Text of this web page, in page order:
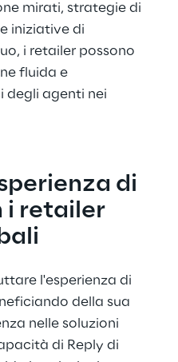
mirati, strategie di
iniziative di
i retailer possono
fluida e
degli agenti nei
di
i retailer
l'esperienza di
della sua
nelle soluzioni
di Reply di